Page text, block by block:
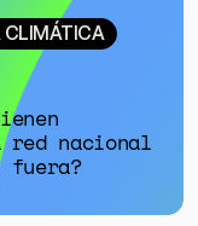
CLIMÁTICA
red nacional
fuera?